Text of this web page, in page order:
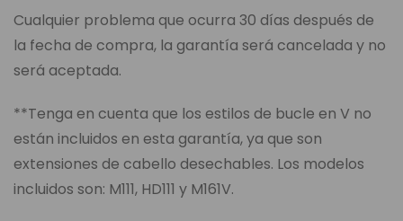
Cualquier problema que ocurra 30 días después de
la fecha de compra, la garantía será cancelada y no
será aceptada.
**Tenga en cuenta que los estilos de bucle en V no
están incluidos en esta garantía, ya que son
extensiones de cabello desechables. Los modelos
incluidos son: M111, HD111 y M161V.